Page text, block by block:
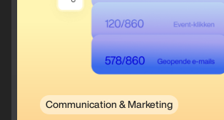
Communication & Marketing